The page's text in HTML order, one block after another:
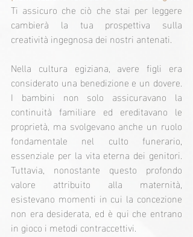
Ti assicuro che ciò che stai per leggere
cambierà la tua prospettiva sulla
creatività ingegnosa dei nostri antenati.
Nella cultura egiziana, avere figli era
considerato una benedizione e un dovere.
I bambini non solo assicuravano la
continuità familiare ed ereditavano le
proprietà, ma svolgevano anche un ruolo
fondamentale nel culto funerario,
essenziale per la vita eterna dei genitori.
Tuttavia, nonostante questo profondo
valore attribuito alla maternità,
esistevano momenti in cui la concezione
non era desiderata, ed è qui che entrano
in gioco i metodi contraccettivi.